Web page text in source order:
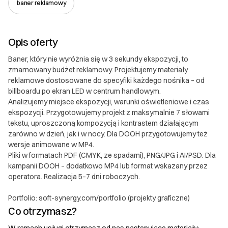
II. Gwarancja oraz reklamacje 1. Gwarancja 1.1. Soft
oprogramowanie na okres 12 miesięcy od daty
obejmuje błędy w funkcjonowaniu oprogramowania,
które są niezgodne z uzgodnioną specyfikacją
projektu. 1.3. Gwarancja nie obejmuje: a) Błędów
wynikających z niewłaściwego użytkowania
oprogramowania b) Modyfikacji wprowadzonych
przez klienta lub osoby trzecie c) Problemów
spowodowanych zmianami w środowisku, w którym
oprogramowanie jest używane (np. aktualizacje
systemu operacyjnego, zmiany w infrastrukturze) 1.4.
W ramach gwarancji, Soft Synergy zobowiązuje się
potwierdzonych błędów w terminie uzależnionym od
ich złożoności, nie dłuższym niż 30 dni roboczych. 2.
Reklamacje 2.1. Klient ma prawo do złożenia
baner reklamowy
Opis oferty
Baner, który nie wyróżnia się w 3 sekundy ekspozycji, to
zmarnowany budżet reklamowy. Projektujemy materiały
reklamowe dostosowane do specyfiki każdego nośnika – od
billboardu po ekran LED w centrum handlowym.
Analizujemy miejsce ekspozycji, warunki oświetleniowe i czas
ekspozycji. Przygotowujemy projekt z maksymalnie 7 słowami
tekstu, uproszczoną kompozycją i kontrastem działającym
zarówno w dzień, jak i w nocy. Dla DOOH przygotowujemy też
wersje animowane w MP4.
Pliki w formatach PDF (CMYK, ze spadami), PNG/JPG i AI/PSD. Dla
kampanii DOOH – dodatkowo MP4 lub format wskazany przez
operatora. Realizacja 5–7 dni roboczych.
Portfolio: soft-synergy.com/portfolio (projekty graficzne)
Co otrzymasz?